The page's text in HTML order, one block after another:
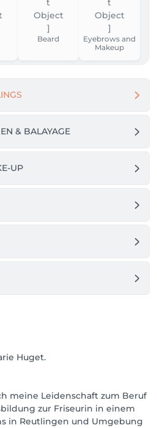
Beard
Eyebrows and
Makeup
& BALAYAGE
UP
Huget.
meine Leidenschaft zum Beruf
zur Friseurin in einem
in Reutlingen und Umgebung